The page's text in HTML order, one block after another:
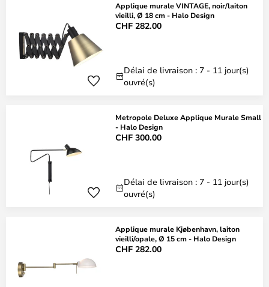
Applique murale VINTAGE, noir/laiton
vieilli, Ø 18 cm - Halo Design
CHF 282.00
Délai de livraison : 7 - 11 jour(s)
ouvré(s)
Metropole Deluxe Applique Murale Small
- Halo Design
CHF 300.00
Délai de livraison : 7 - 11 jour(s)
ouvré(s)
Applique murale Kjøbenhavn, laiton
vieilli/opale, Ø 15 cm - Halo Design
CHF 282.00